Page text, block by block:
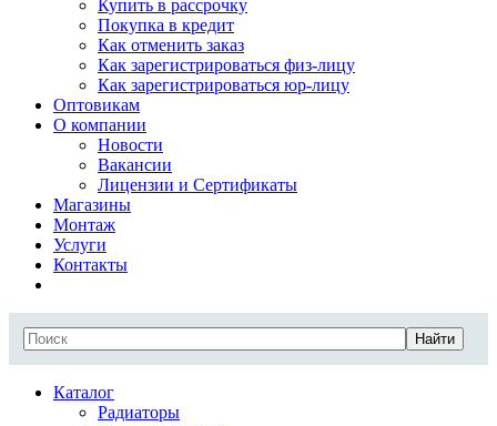
Купить в рассрочку
Покупка в кредит
Как отменить заказ
Как зарегистрироваться физ-лицу
Как зарегистрироваться юр-лицу
Оптовикам
О компании
Новости
Вакансии
Лицензии и Сертификаты
Магазины
Монтаж
Услуги
Контакты
Найти
Каталог
Радиаторы